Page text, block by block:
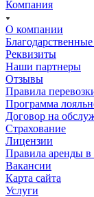
Компания
О компании
Реквизиты
Наши партнеры
Отзывы
Правила
Программа
Договор на
Страхование
Лицензии
Правила
Вакансии
Карта сайта
Услуги